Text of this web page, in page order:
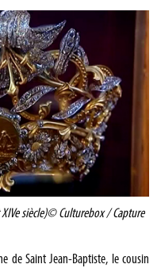
siècle)© Culturebox / Capture
de Saint Jean-Baptiste, le cousin